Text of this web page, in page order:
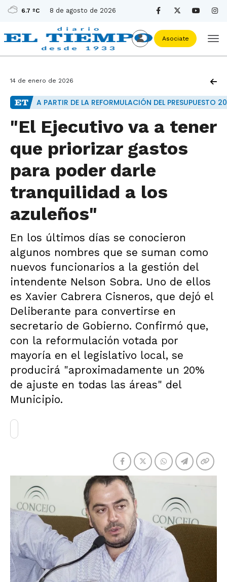
6.7 ºC 8 de agosto de 2026
Asociate
14 de enero de 2026
A PARTIR DE LA REFORMULACIÓN DEL PRESUPUESTO
"El Ejecutivo va a tener
que priorizar gastos
para poder darle
tranquilidad a los
azuleños"
En los últimos días se conocieron
algunos nombres que se suman como
nuevos funcionarios a la gestión del
intendente Nelson Sobra. Uno de ellos
es Xavier Cabrera Cisneros, que dejó el
Deliberante para convertirse en
secretario de Gobierno. Confirmó que,
con la reformulación votada por
mayoría en el legislativo local, se
producirá "aproximadamente un 20%
de ajuste en todas las áreas" del
Municipio.